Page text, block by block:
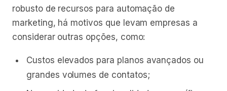
robusto de recursos para automação de
marketing, há motivos que levam empresas a
considerar outras opções, como:
Custos elevados para planos avançados ou
grandes volumes de contatos;